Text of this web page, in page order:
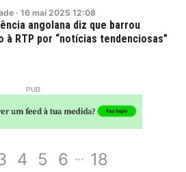
· 16 mai 2025 12:08
angolana diz que barrou
à RTP por “notícias tendenciosas”
4 5 6 18